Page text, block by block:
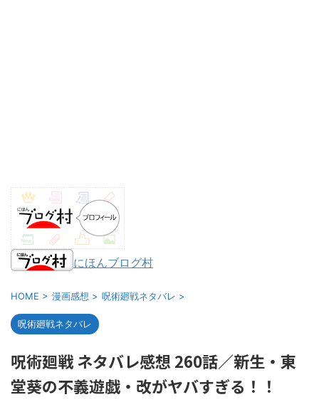
にほんブログ村
HOME > 漫画感想 > 呪術廻戦ネタバレ >
呪術廻戦ネタバレ
呪術廻戦 ネタバレ感想 260話／新生・東
堂葵の不義遊戯・改がヤバすぎる！！